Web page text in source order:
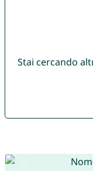
Stai cercando